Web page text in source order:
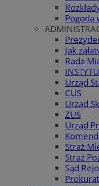
Pogoda
Jak
Rada
Urząd
CUS
Urząd
ZUS
Urząd
Straż
Straż
Sąd